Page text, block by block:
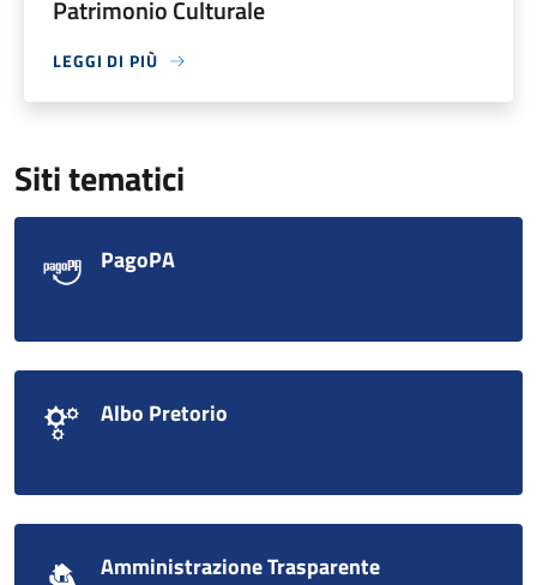
Patrimonio Culturale
LEGGI DI PIÙ
Siti tematici
PagoPA
Albo Pretorio
Amministrazione Trasparente